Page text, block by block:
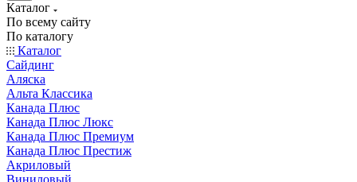
Каталог
По всему сайту
По каталогу
Каталог
Сайдинг
Аляска
Альта Классика
Канада Плюс
Канада Плюс Люкс
Канада Плюс Премиум
Канада Плюс Престиж
Акриловый
Виниловый